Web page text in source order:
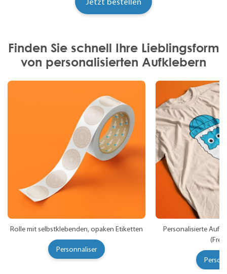
von personalisierten Aufklebern
Rolle mit selbstklebenden, opaken Etiketten
Personnaliser
Personalisierte